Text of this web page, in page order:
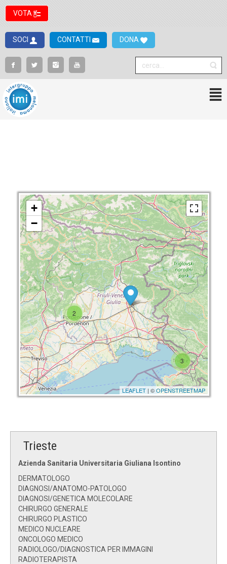
VOTA
SOCI CONTATTI DONA
2
3
+
−
LEAFLET | ©OPENSTREETMAP
Trieste
Azienda Sanitaria Universitaria Giuliana Isontino
DERMATOLOGO
DIAGNOSI/ANATOMO-PATOLOGO
DIAGNOSI/GENETICA MOLECOLARE
CHIRURGO GENERALE
CHIRURGO PLASTICO
MEDICO NUCLEARE
ONCOLOGO MEDICO
RADIOLOGO/DIAGNOSTICA PER IMMAGINI
RADIOTERAPISTA